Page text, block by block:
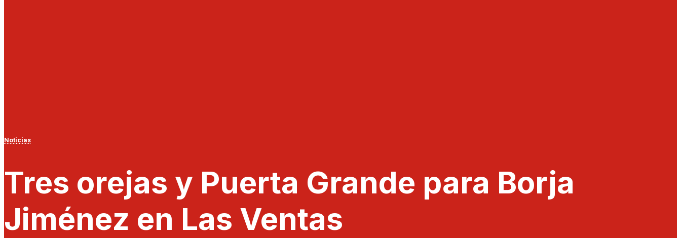
Noticias
Tres orejas y Puerta Grande para Borja
Jiménez en Las Ventas